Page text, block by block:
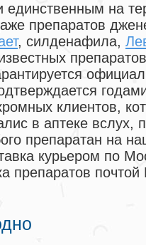
на
препаратов
, силденафила,
препаратов
клиентов,
в аптеке вслух,
препаратан на
курьером по
препаратов